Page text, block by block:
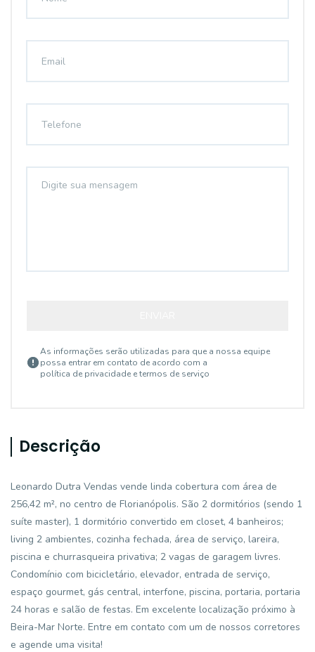
As informações serão utilizadas para que a nossa equipe
possa entrar em contato de acordo com a
política de privacidade e termos de serviço
Descrição
Leonardo Dutra Vendas vende linda cobertura com área de
256,42 m², no centro de Florianópolis. São 2 dormitórios (sendo 1
suíte master), 1 dormitório convertido em closet, 4 banheiros;
living 2 ambientes, cozinha fechada, área de serviço, lareira,
piscina e churrasqueira privativa; 2 vagas de garagem livres.
Condomínio com bicicletário, elevador, entrada de serviço,
espaço gourmet, gás central, interfone, piscina, portaria, portaria
24 horas e salão de festas. Em excelente localização próximo à
Beira-Mar Norte. Entre em contato com um de nossos corretores
e agende uma visita!